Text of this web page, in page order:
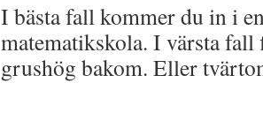
I bästa fall kommer du in i
matematikskola. I värsta fall
grushög bakom. Eller